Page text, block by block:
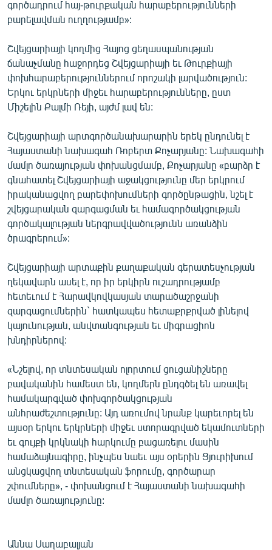
«Ազատության» բոլոր կայքերը
գործադրում հայ-թուրքական հարաբերությունների
բարելավման ուղղությամբ»:
Շվեյցարիայի կողմից Հայոց ցեղասպանության
ճանաչմանը հաջորդեց Շվեյցարիայի եւ Թուրքիայի
փոխհարաբերություններում որոշակի լարվածություն:
Երկու երկրների միջեւ հարաբերությունները, ըստ
Միշելին Քալմի Ռեյի, այժմ լավ են:
Շվեյցարիայի արտգործանախարարին երեկ ընդունել է
Հայաստանի նախագահ Ռոբերտ Քոչարյանը: Նախագահի
մամլո ծառայության փոխանցմամբ, Քոչարյանը «բարձր է
գնահատել Շվեյցարիայի աջակցությունը մեր երկրում
իրականացվող բարեփոխումների գործընթացին, նշել է
շվեյցարական զարգացման եւ համագործակցության
գործակալության ներգրավվածությունն առանձին
ծրագրերում»:
Շվեյցարիայի արտաքին քաղաքական գերատեսչության
ղեկավարն ասել է, որ իր երկիրն ուշադրությամբ
հետեւում է Հարավկովկասյան տարածաշրջանի
զարգացումներին` հատկապես հետաքրքրված լինելով
կայունության, անվտանգության եւ միգրացիոն
խնդիրներով:
«Նշելով, որ տնտեսական ոլորտում ցուցանիշները
բավականին համեստ են, կողմերն ընդգծել են առավել
համակարգված փոխգործակցության
անհրաժեշտությունը: Այդ առումով նրանք կարեւորել են
այսօր երկու երկրների միջեւ ստորագրված եկամուտների
եւ գույքի կրկնակի հարկումը բացառելու մասին
համաձայնագիրը, ինչպես նաեւ այս օրերին Ցյուրիխում
անցկացվող տնտեսական ֆորումը, գործարար
շփումները», - փոխանցում է Հայաստանի նախագահի
մամլո ծառայությունը:
Աննա Սաղաբալյան